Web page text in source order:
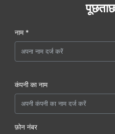
नाम *
कंपनी का नाम
फ़ोन नंबर